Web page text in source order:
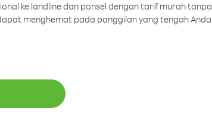
ke landline dan ponsel dengan tarif murah tanpa
menghemat pada panggilan yang tengah Anda